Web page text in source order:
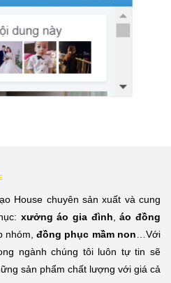
House chuyên sản xuất và cung
xưởng áo gia đình ,áo đồng
nhóm,đồng phục mầm non …Với
ngành chúng tôi luôn tự tin sẽ
sản phẩm chất lượng với giá cả